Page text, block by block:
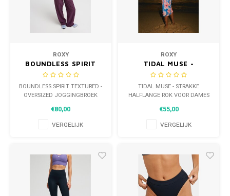
ROXY
BOUNDLESS SPIRIT
TEXTURED -
OVERSIZED
JOGGINGBROEK VOOR
BOUNDLESS SPIRIT TEXTURED -
OVERSIZED JOGGINGBROEK
€80,00
VERGELIJK
ROXY
TIDAL MUSE -
STRAKKE HALFLANGE
ROK VOOR DAMES
TIDAL MUSE - STRAKKE
HALFLANGE ROK VOOR DAMES
€55,00
VERGELIJK